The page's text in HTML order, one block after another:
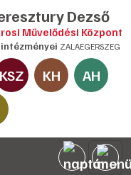
Dezső
Művelődési Központ
intézményei ZALAEGERSZEG
KSZ KH
AH